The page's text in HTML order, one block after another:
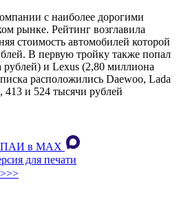
с наиболее дорогими
рынке. Рейтинг возглавила
стоимость автомобилей которой
В первую тройку также попал
и Lexus (2,80 миллиона
расположились Daewoo, Lada
413 и 524 тысячи рублей
ПАИ в MAХ
для печати